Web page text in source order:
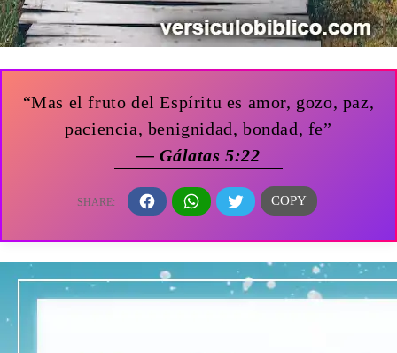
“Mas el fruto del Espíritu es amor, gozo, paz,
paciencia, benignidad, bondad, fe”
— Gálatas 5:22